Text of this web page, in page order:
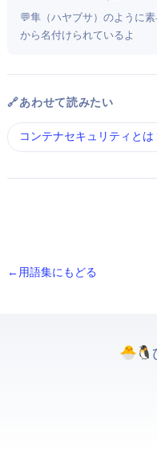
💬 隼（ハヤブサ）のように
から名付けられているよ
🔗 あわせて読みたい
コンテナセキュリティ とは
← 用語集にもどる